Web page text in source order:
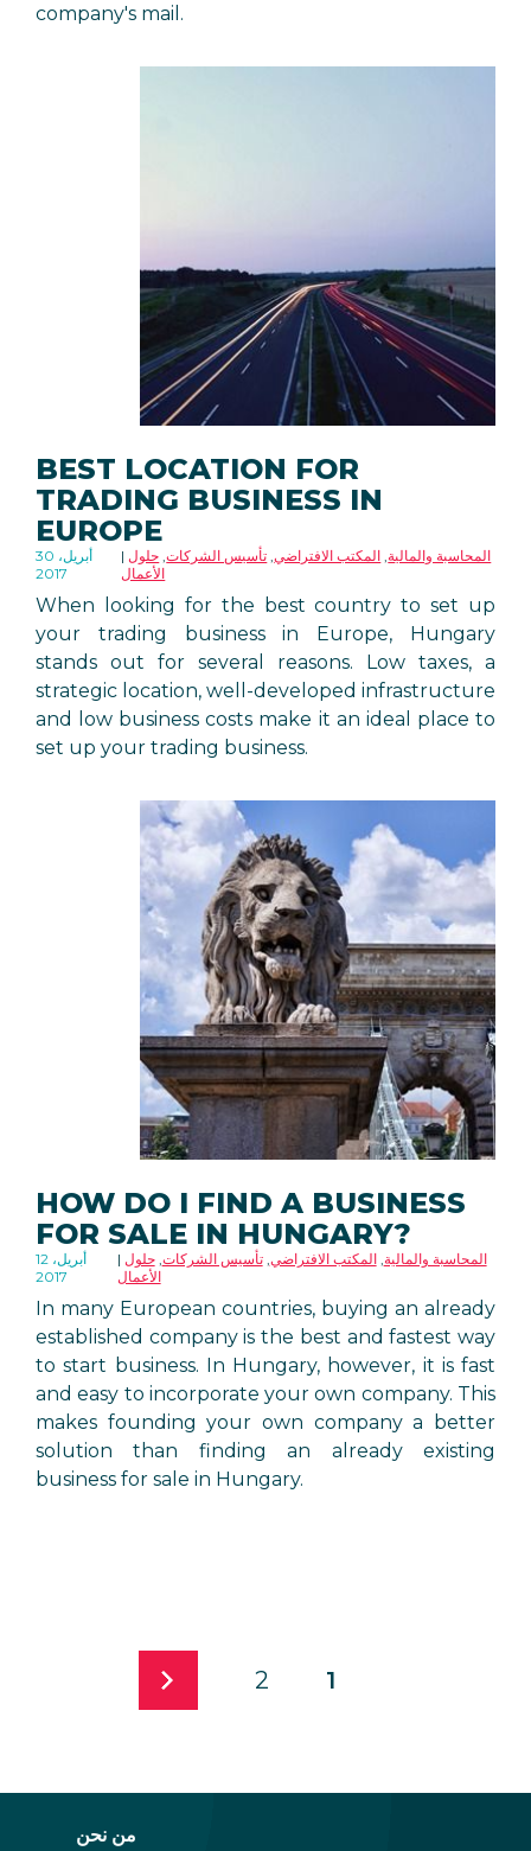
company's mail.
BEST LOCATION FOR
TRADING BUSINESS IN
EUROPE
30 أبريل،
2017
المحاسبة والمالية, المكتب الافتراضي, تأسيس الشركات, حلول
الأعمال
When looking for the best country to set up
your trading business in Europe, Hungary
stands out for several reasons. Low taxes, a
strategic location, well-developed infrastructure
and low business costs make it an ideal place to
set up your trading business.
HOW DO I FIND A BUSINESS
FOR SALE IN HUNGARY?
12 أبريل،
2017
المحاسبة والمالية,المكتب الافتراضي,تأسيس الشركات,حلول
الأعمال
In many European countries, buying an already
established company is the best and fastest way
to start business. In Hungary, however, it is fast
and easy to incorporate your own company. This
makes founding your own company a better
solution than finding an already existing
business for sale in Hungary.
1
2
من نحن